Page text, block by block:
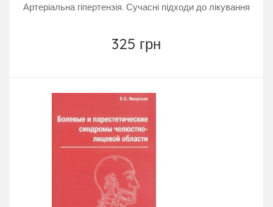
Артеріальна гіпертензія. Сучасні підходи до лікування
325 грн